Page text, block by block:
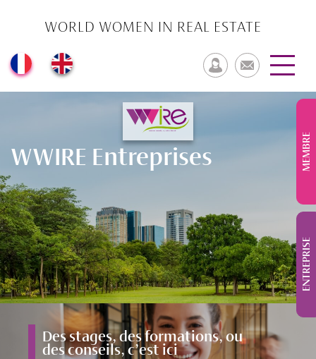
ENTREPRISE
MEMBRE
WORLD WOMEN IN REAL ESTATE
WWIRE Entreprises
Des stages, des formations, ou
des conseils, c’est ici